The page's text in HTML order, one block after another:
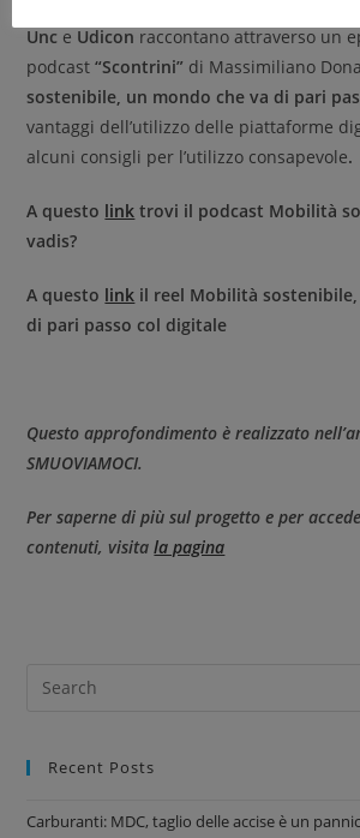
Unc e Udicon raccontano attraverso un
podcast“Scontrini” di Massimiliano
sostenibile, un mondo che va di pari
vantaggi dell’utilizzo delle piattaforme
alcuni consigli per l’utilizzo consapevole.
A questo link trovi il podcast Mobilità
vadis?
A questo link il reel Mobilità
di pari passo col digitale
Questo approfondimento è realizzato
SMUOVIAMOCI.
Per saperne di più sul progetto e per
contenuti, visitala pagina
Recent Posts
Carburanti: MDC, taglio delle accise è un